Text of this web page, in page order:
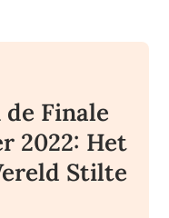
de Finale
2022: Het
Stilte